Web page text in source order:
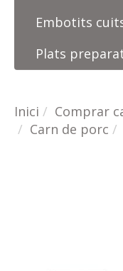
Embotits
Plats
Inici
Comprar
Carn de porc